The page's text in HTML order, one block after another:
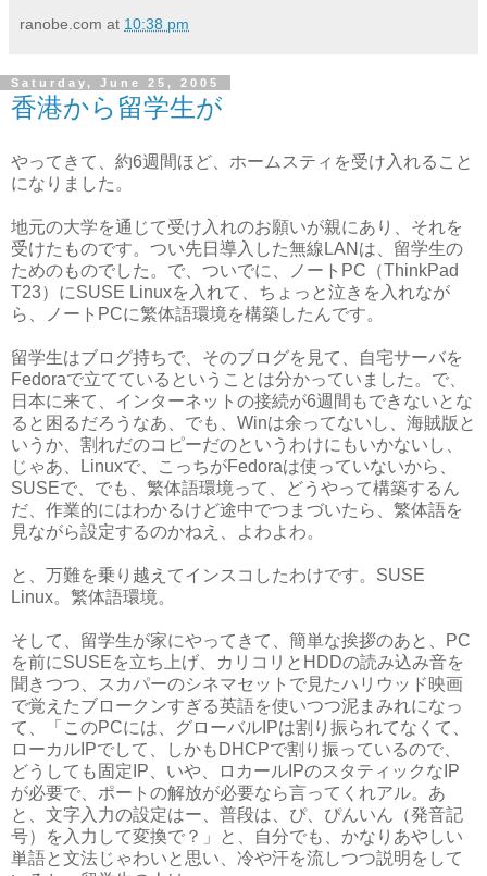
ranobe.com at 10:38 pm
Saturday, June 25, 2005
香港から留学生が
やってきて、約6週間ほど、ホームスティを受け入れること
になりました。
地元の大学を通じて受け入れのお願いが親にあり、それを
受けたものです。つい先日導入した無線LANは、留学生の
ためのものでした。で、ついでに、ノートPC（ThinkPad
T23）にSUSE Linuxを入れて、ちょっと泣きを入れなが
ら、ノートPCに繁体語環境を構築したんです。
留学生はブログ持ちで、そのブログを見て、自宅サーバを
Fedoraで立てているということは分かっていました。で、
日本に来て、インターネットの接続が6週間もできないとな
ると困るだろうなあ、でも、Winは余ってないし、海賊版と
いうか、割れだのコピーだのというわけにもいかないし、
じゃあ、Linuxで、こっちがFedoraは使っていないから、
SUSEで、でも、繁体語環境って、どうやって構築するん
だ、作業的にはわかるけど途中でつまづいたら、繁体語を
見ながら設定するのかねえ、よわよわ。
と、万難を乗り越えてインスコしたわけです。SUSE
Linux。繁体語環境。
そして、留学生が家にやってきて、簡単な挨拶のあと、PC
を前にSUSEを立ち上げ、カリコリとHDDの読み込み音を
聞きつつ、スカパーのシネマセットで見たハリウッド映画
で覚えたブロークンすぎる英語を使いつつ泥まみれになっ
て、「このPCには、グローバルIPは割り振られてなくて、
ローカルIPでして、しかもDHCPで割り振っているので、
どうしても固定IP、いや、ロカールIPのスタティックなIP
が必要で、ポートの解放が必要なら言ってくれアル。あ
と、文字入力の設定はー、普段は、ぴ、ぴんいん（発音記
号）を入力して変換で？」と、自分でも、かなりあやしい
単語と文法じゃわいと思い、冷や汗を流しつつ説明をして